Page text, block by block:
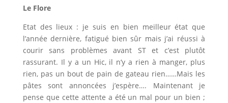
Le Flore
Etat des lieux : je suis en bien meilleur état que
l’année dernière, fatigué bien sûr mais j’ai réussi à
courir sans problèmes avant ST et c’est plutôt
rassurant. Il y a un Hic, il n’y a rien à manger, plus
rien, pas un bout de pain de gateau rien……Mais les
pâtes sont annoncées j’espère…. Maintenant je
pense que cette attente a été un mal pour un bien ;